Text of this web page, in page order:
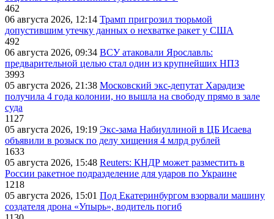
462
06 августа 2026, 12:14 Трамп пригрозил тюрьмой
допустившим утечку данных о нехватке ракет у США
492
06 августа 2026, 09:34 ВСУ атаковали Ярославль:
предварительной целью стал один из крупнейших НПЗ
3993
05 августа 2026, 21:38 Московский экс-депутат Харадизе
получила 4 года колонии, но вышла на свободу прямо в зале
суда
1127
05 августа 2026, 19:19 Экс-зама Набиуллиной в ЦБ Исаева
объявили в розыск по делу хищения 4 млрд рублей
1633
05 августа 2026, 15:48 Reuters: КНДР может разместить в
России ракетное подразделение для ударов по Украине
1218
05 августа 2026, 15:01 Под Екатеринбургом взорвали машину
создателя дрона «Упырь», водитель погиб